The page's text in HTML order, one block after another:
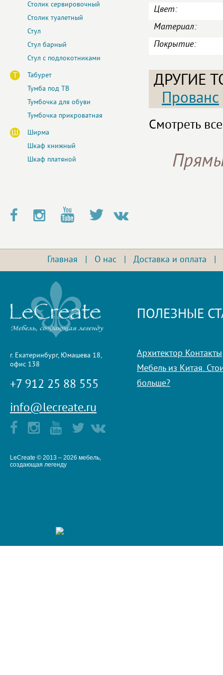
Столик сервировочный
Столик туалетный
Стул
Стул барный
Стул с подлокотниками
Т
Табурет
Тумба под ТВ
Тумбочка для обуви
Тумбочка прикроватная
Ш
Ширма
Шкаф книжный
Шкаф платяной
Цвет:
Материал:
Покрытие:
ДРУГИЕ
Прованс
Смотреть
Главная О нас Доставка и оплата
г. Екатеринбург, Юмашева 18,
офис 138
+7 912 25 88 555
info@lecreate.ru
LeCreate © 2013 – 2026 мебель,
создающая легенду
ПОЛЕЗНЫЕ
Архитектор Контакты
Мебель из Китая.
больше?